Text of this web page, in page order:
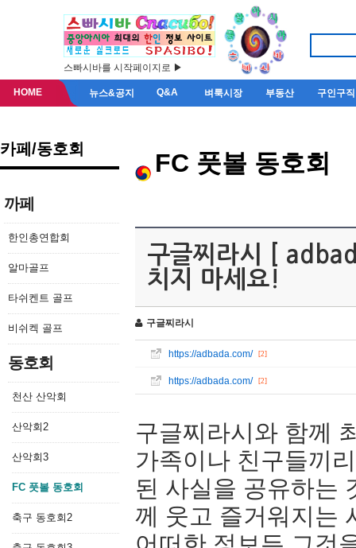
스빠시바를 시작페이지로 ▶
HOME 뉴스&공지 Q&A 벼룩시장 부동산 구인구직
카페/동호회
까페
한인총연합회
알마골프
타쉬켄트 골프
비쉬켁 골프
동호회
천산 산악회
산악회2
산악회3
FC 풋볼 동호회
축구 동호회2
FC 풋볼 동호회
구글찌라시 [
치지 마세요!
구글찌라시
https://adbada.com/ [2]
https://adbada.com/ [2]
구글찌라시와 함께
가족이나 친구들끼
된 사실을 공유하는
께 웃고 즐거워지는